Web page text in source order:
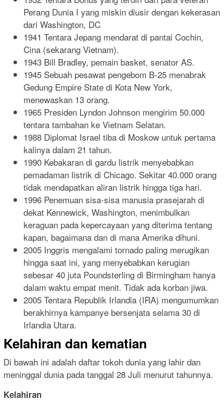
Perang Dunia I yang miskin diusir dengan kekerasan
dari Washington, DC
1941 Tentara Jepang mendarat di pantai Cochin,
Cina (sekarang Vietnam).
1943 Bill Bradley, pemain basket, senator AS.
1945 Sebuah pesawat pengebom B-25 menabrak
Gedung Empire State di Kota New York,
menewaskan 13 orang.
1965 Presiden Lyndon Johnson mengirim 50.000
tentara tambahan ke Vietnam Selatan.
1988 Diplomat Israel tiba di Moskow untuk pertama
kalinya dalam 21 tahun.
1990 Kebakaran di gardu listrik menyebabkan
pemadaman listrik di Chicago. Sekitar 40.000 orang
tidak mendapatkan aliran listrik hingga tiga hari.
1996 Penemuan sisa-sisa manusia prasejarah di
dekat Kennewick, Washington, menimbulkan
keraguan pada kepercayaan yang diterima tentang
kapan, bagaimana dan di mana Amerika dihuni.
2005 Inggris mengalami tornado paling merugikan
hingga saat ini, yang menyebabkan kerugian
sebesar 40 juta Poundsterling di Birmingham hanya
dalam waktu empat menit. Tidak ada korban jiwa.
2005 Tentara Republik Irlandia (IRA) mengumumkan
berakhirnya kampanye bersenjata selama 30 di
Irlandia Utara.
Kelahiran dan kematian
Di bawah ini adalah daftar tokoh dunia yang lahir dan
meninggal dunia pada tanggal 28 Juli menurut tahunnya.
Kelahiran